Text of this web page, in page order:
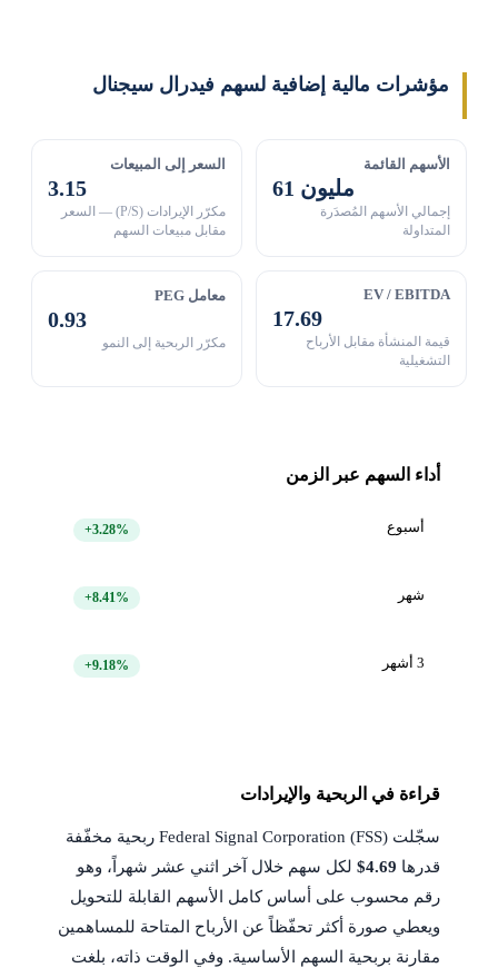
مؤشرات مالية إضافية لسهم فيدرال سيجنال
الأسهم القائمة
61 مليون
إجمالي الأسهم المُصدَرة
المتداولة
السعر إلى المبيعات
3.15
مكرّر الإيرادات (P/S) — السعر
مقابل مبيعات السهم
EV / EBITDA
17.69
قيمة المنشأة مقابل الأرباح
التشغيلية
معامل PEG
0.93
مكرّر الربحية إلى النمو
أداء السهم عبر الزمن
أسبوع +3.28%
شهر +8.41%
3 أشهر +9.18%
قراءة في الربحية والإيرادات
سجّلت Federal Signal Corporation (FSS) ربحية مخفّفة
قدرها $4.69لكل سهم خلال آخر اثني عشر شهراً، وهو
رقم محسوب على أساس كامل الأسهم القابلة للتحويل
ويعطي صورة أكثر تحفّظاً عن الأرباح المتاحة للمساهمين
مقارنة بربحية السهم الأساسية. وفي الوقت ذاته، بلغت